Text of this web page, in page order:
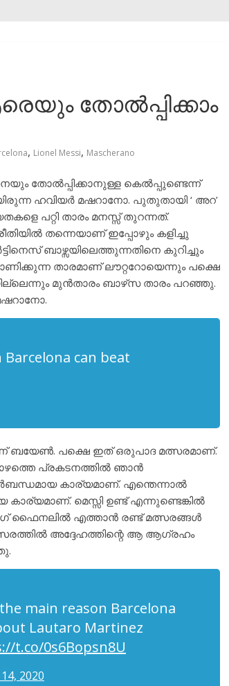
തോൽപ്പിക്കാം
, Lionel Messi, Mascherano
തോൽപ്പിക്കാനുള്ള കെൽപ്പുണ്ടെന്ന്
ഹവിയർ മഷറാനോ. പുതുതായി ‘ അറ’
പറ്റി താരം മനസ്സ് തുറന്നത്.
തന്നെയാണ് ഇപ്പോഴും കളിച്ചു
ബാഴ്സയിലെത്തുന്നതിനെ കുറിച്ചും
താരമാണ് ലൗറ്ററോയെന്നും പക്ഷെ
മുൻതാരം ബാഴ്‌സ താരം പറഞ്ഞു.
can beat
ബയേൺ. പക്ഷെ ഇത് ഒരുപാദ മത്സരമാണ്.
പ്രകടനത്തിൽ ഞാൻ
കാര്യമാണ്. എന്തെന്നാൽ
മെസ്സി ഉണ്ട് എന്നുണ്ടെങ്കിൽ
ഫൈനലിൽ എത്താൻ രണ്ട് മത്സരങ്ങൾ
അദ്ദേഹത്തിന്റെ ആ ആഗ്രഹം
main reason Barcelona
Lautaro Martinez
t.co/0s6Bopsn8U
2020